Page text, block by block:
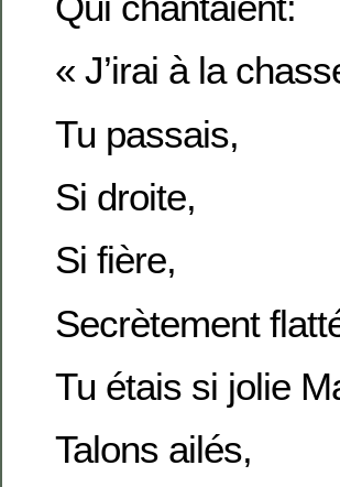
« J’irai à la
Tu passais,
Si droite,
Si fière,
Secrètement
Tu étais si jolie
Talons ailés,